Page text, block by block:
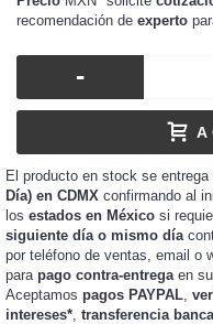
recomendación de experto
-
A
El producto en stock se
Día) en CDMX confirmando al
los estados en México si
siguiente día o mismo día
por teléfono de ventas, email o
para pago contra-entrega en
Aceptamos pagos PAYPAL
intereses* transferencia